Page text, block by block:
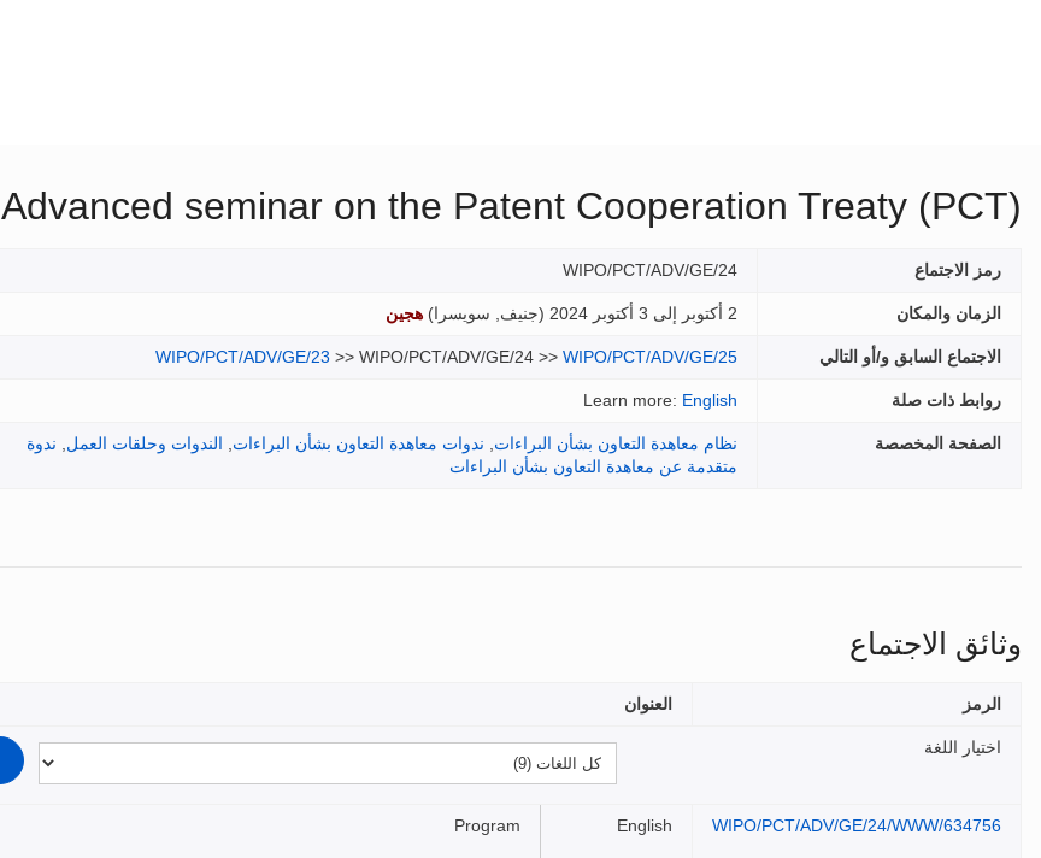
Advanced seminar on the Patent Cooperation Treaty (PCT)
رمز الاجتماع WIPO/PCT/ADV/GE/24
الزمان والمكان 2 أكتوبر إلى 3 أكتوبر 2024 ( جنيف, سويسرا) هجين
الاجتماع السابق و/أو التالي WIPO/PCT/ADV/GE/23 >> WIPO/PCT/ADV/GE/24 >> WIPO/PCT/ADV/GE/25
روابط ذات صلة Learn more: English
الصفحة المخصصة نظام معاهدة التعاون بشأن البراءات ندوات معاهدة التعاون بشأن البراءات الندوات وحلقات العمل
ندوة
متقدمة عن معاهدة التعاون بشأن البراءات
وثائق الاجتماع
اختيار اللغة
الرمز العنوان
WIPO/PCT/ADV/GE/24/WWW/634756
English
Program